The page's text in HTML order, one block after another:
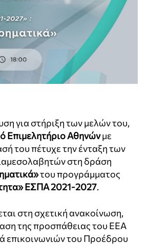
για στήριξη των μελών του,
Επιμελητήριο Αθηνώνμε
του πέτυχε την ένταξη των
στη δράση
του προγράμματος
ΕΣΠΑ 2021-2027.
στη σχετική ανακοίνωση,
της προσπάθειας του ΕΕΑ
επικοινωνιών του Προέδρου